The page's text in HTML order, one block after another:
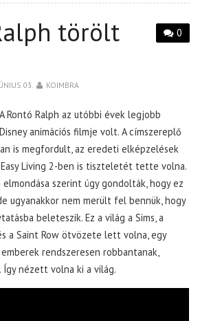
0
törölt
03. KOIMBRA
A Rontó Ralph az utóbbi évek legjobb
Disney animációs filmje volt. A címszereplő
is megfordult, az eredeti elképzelések
Living 2-ben is tiszteletét tette volna.
szerint úgy gondolták, hogy ez
ugyanakkor nem merült fel bennük, hogy
beleteszik. Ez a világ a Sims, a
a Saint Row ötvözete lett volna, egy
rendszeresen robbantanak,
Így nézett volna ki a világ.